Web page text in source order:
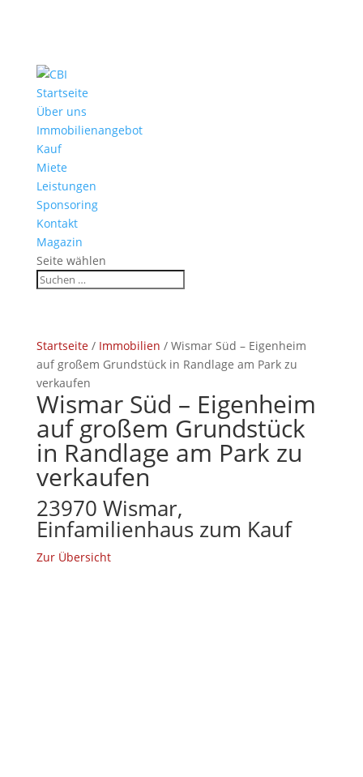
Startseite
Über uns
Immobilienangebot
Kauf
Miete
Leistungen
Sponsoring
Kontakt
Magazin
Seite wählen
Startseite/ Immobilien / Wismar Süd – Eigenheim
auf großem Grundstück in Randlage am Park zu
verkaufen
Wismar Süd – Eigenheim
auf großem Grundstück
in Randlage am Park zu
verkaufen
23970 Wismar,
Einfamilienhaus zum Kauf
Zur Übersicht